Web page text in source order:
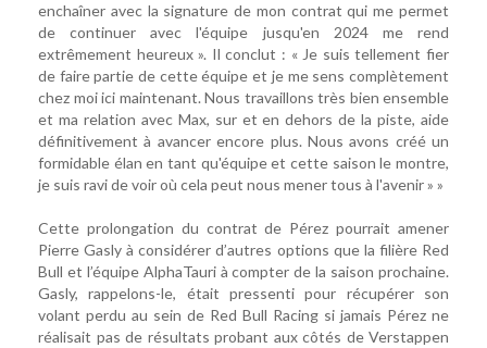
enchaîner avec la signature de mon contrat qui me permet
de continuer avec l'équipe jusqu'en 2024 me rend
extrêmement heureux ». Il conclut : « Je suis tellement fier
de faire partie de cette équipe et je me sens complètement
chez moi ici maintenant. Nous travaillons très bien ensemble
et ma relation avec Max, sur et en dehors de la piste, aide
définitivement à avancer encore plus. Nous avons créé un
formidable élan en tant qu'équipe et cette saison le montre,
je suis ravi de voir où cela peut nous mener tous à l'avenir » »
Cette prolongation du contrat de Pérez pourrait amener
Pierre Gasly à considérer d’autres options que la filière Red
Bull et l’équipe AlphaTauri à compter de la saison prochaine.
Gasly, rappelons-le, était pressenti pour récupérer son
volant perdu au sein de Red Bull Racing si jamais Pérez ne
réalisait pas de résultats probant aux côtés de Verstappen